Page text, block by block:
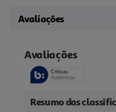
Avaliações